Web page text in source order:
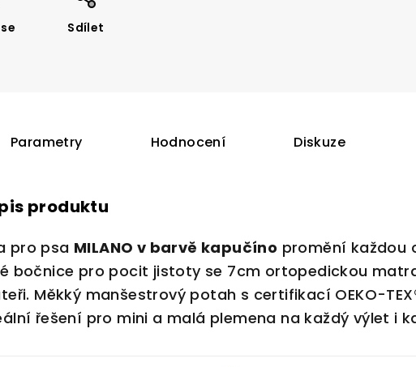
Sdílet
Parametry Hodnocení Diskuze
produktu
pro psa MILANO v barvě kapučíno promění každou
bočnice pro pocit jistoty se 7cm ortopedickou
Měkký manšestrový potah s certifikací OEKO-
řešení pro mini a malá plemena na každý výlet i